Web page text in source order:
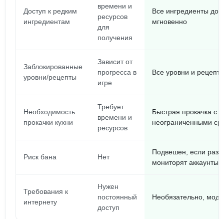
Доступ к редким
ингредиентам
времени и
ресурсов
для
получения
Все ингредиенты
мгновенно
Заблокированные
уровни/рецепты
Зависит от
прогресса в
игре
Все уровни и
Необходимость
прокачки кухни
Требует
времени и
ресурсов
Быстрая прокачка с
неограниченными
Риск бана Нет
Подвешен, если
мониторят аккаунты
Требования к
интернету
Нужен
постоянный
доступ
Необязательно, мод